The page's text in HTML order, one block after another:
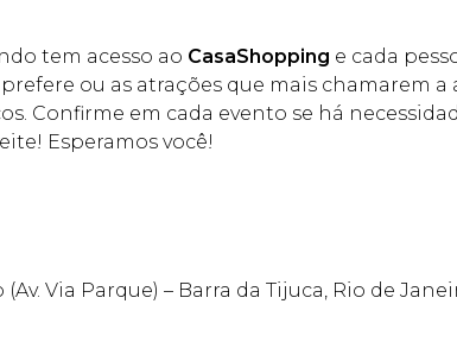
tem acesso ao CasaShopping e cada
ou as atrações que mais chamarem a
Confirme em cada evento se há
Esperamos você!
Via Parque) – Barra da Tijuca, Rio de